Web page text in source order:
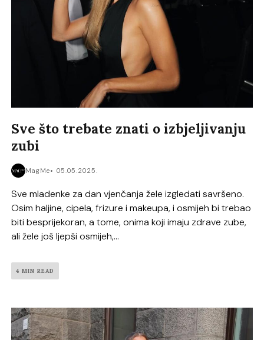
Sve što trebate znati o izbjeljivanju
zubi
MagMe 05.05.2025.
Sve mladenke za dan vjenčanja žele izgledati savršeno.
Osim haljine, cipela, frizure i makeupa, i osmijeh bi trebao
biti besprijekoran, a tome, onima koji imaju zdrave zube,
ali žele još ljepši osmijeh,...
4 MIN READ